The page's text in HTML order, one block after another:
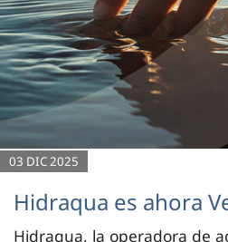
03 DIC 2025
Hidraqua es ahora
Hidraqua, la operadora de